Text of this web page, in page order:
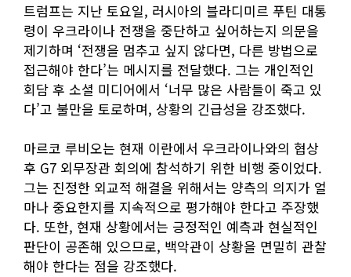
트럼프는 지난 토요일, 러시아의 블라디미르 푸틴 대통
령이 우크라이나 전쟁을 중단하고 싶어하는지 의문을
제기하며 ‘전쟁을 멈추고 싶지 않다면, 다른 방법으로
접근해야 한다’는 메시지를 전달했다. 그는 개인적인
회담 후 소셜 미디어에서 ‘너무 많은 사람들이 죽고 있
다’고 불만을 토로하며, 상황의 긴급성을 강조했다.
마르코 루비오는 현재 이란에서 우크라이나와의 협상
후 G7 외무장관 회의에 참석하기 위한 비행 중이었다.
그는 진정한 외교적 해결을 위해서는 양측의 의지가 얼
마나 중요한지를 지속적으로 평가해야 한다고 주장했
다. 또한, 현재 상황에서는 긍정적인 예측과 현실적인
판단이 공존해 있으므로, 백악관이 상황을 면밀히 관찰
해야 한다는 점을 강조했다.